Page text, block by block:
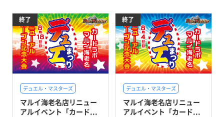
終了
デュエル・マスターズ
マルイ海老名店リニュー
アルイベント「カード...
終了
デュエル・マスターズ
マルイ海老名店リニュー
アルイベント「カード...